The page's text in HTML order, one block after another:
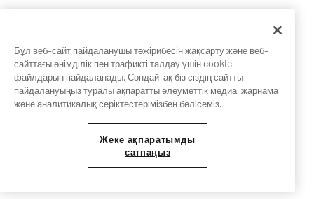
Бұл веб-сайт пайдаланушы тәжірибесін жақсарту және веб-
сайттағы өнімділік пен трафикті талдау үшін cookie
файлдарын пайдаланады. Сондай-ақ біз сіздің сайтты
пайдалануыңыз туралы ақпаратты әлеуметтік медиа, жарнама
және аналитикалық серіктестерімізбен бөлісеміз.
Жеке ақпаратымды
сатпаңыз